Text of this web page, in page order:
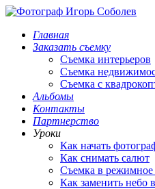
Главная
Заказать съемку
Съемка интерьеров
Съемка
Съемка с
Альбомы
Контакты
Партнерство
Уроки
Как начать
Как снимать салют
Съемка в режимное
Как заменить небо